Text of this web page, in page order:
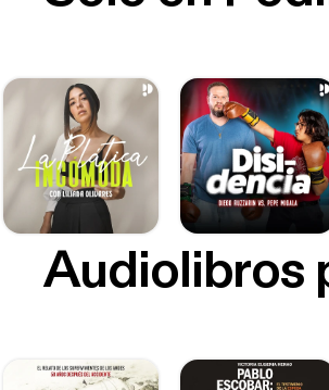
Audiolibros